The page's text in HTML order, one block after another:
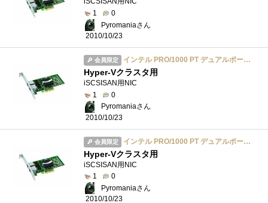
1
0
Pyromaniaさん
2010/10/23
会員限定 インテル PRO/1000 PT デュアルポート サーバ・アダプタ EXPI9402PT
Hyper-Vクラスタ用
iSCSISAN用NIC
1
0
Pyromaniaさん
2010/10/23
会員限定 インテル PRO/1000 PT デュアルポート サーバ・アダプタ EXPI9402PT
Hyper-Vクラスタ用
iSCSISAN用NIC
1
0
Pyromaniaさん
2010/10/23